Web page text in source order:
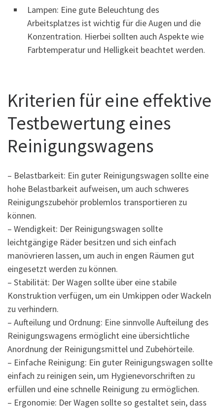
Lampen: Eine gute Beleuchtung des
Arbeitsplatzes ist wichtig für die Augen und die
Konzentration. Hierbei sollten auch Aspekte wie
Farbtemperatur und Helligkeit beachtet werden.
Kriterien für eine effektive
Testbewertung eines
Reinigungswagens
– Belastbarkeit: Ein guter Reinigungswagen sollte eine
hohe Belastbarkeit aufweisen, um auch schweres
Reinigungszubehör problemlos transportieren zu
können.
– Wendigkeit: Der Reinigungswagen sollte
leichtgängige Räder besitzen und sich einfach
manövrieren lassen, um auch in engen Räumen gut
eingesetzt werden zu können.
– Stabilität: Der Wagen sollte über eine stabile
Konstruktion verfügen, um ein Umkippen oder Wackeln
zu verhindern.
– Aufteilung und Ordnung: Eine sinnvolle Aufteilung des
Reinigungswagens ermöglicht eine übersichtliche
Anordnung der Reinigungsmittel und Zubehörteile.
– Einfache Reinigung: Ein guter Reinigungswagen sollte
einfach zu reinigen sein, um Hygienevorschriften zu
erfüllen und eine schnelle Reinigung zu ermöglichen.
– Ergonomie: Der Wagen sollte so gestaltet sein, dass